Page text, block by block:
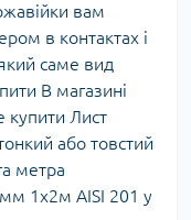
вам
в контактах і
саме вид
В магазині
купити Лист
або товстий
метра
1х2м AISI 201 у